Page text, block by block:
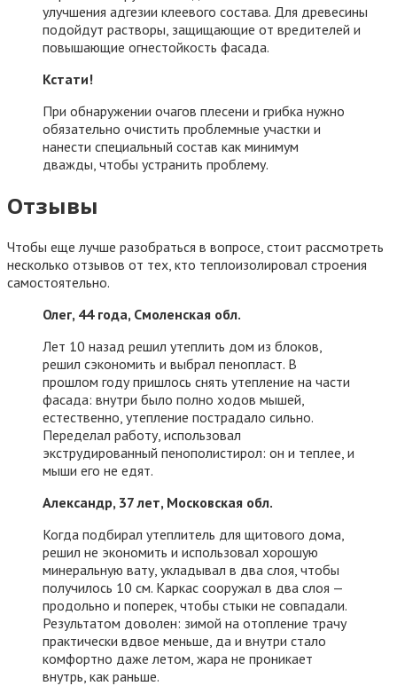
улучшения адгезии клеевого состава. Для древесины
подойдут растворы, защищающие от вредителей и
повышающие огнестойкость фасада.
Кстати!
При обнаружении очагов плесени и грибка нужно
обязательно очистить проблемные участки и
нанести специальный состав как минимум
дважды, чтобы устранить проблему.
Отзывы
Чтобы еще лучше разобраться в вопросе, стоит рассмотреть
несколько отзывов от тех, кто теплоизолировал строения
самостоятельно.
Олег, 44 года, Смоленская обл.
Лет 10 назад решил утеплить дом из блоков,
решил сэкономить и выбрал пенопласт. В
прошлом году пришлось снять утепление на части
фасада: внутри было полно ходов мышей,
естественно, утепление пострадало сильно.
Переделал работу, использовал
экструдированный пенополистирол: он и теплее, и
мыши его не едят.
Александр, 37 лет, Московская обл.
Когда подбирал утеплитель для щитового дома,
решил не экономить и использовал хорошую
минеральную вату, укладывал в два слоя, чтобы
получилось 10 см. Каркас сооружал в два слоя —
продольно и поперек, чтобы стыки не совпадали.
Результатом доволен: зимой на отопление трачу
практически вдвое меньше, да и внутри стало
комфортно даже летом, жара не проникает
внутрь, как раньше.